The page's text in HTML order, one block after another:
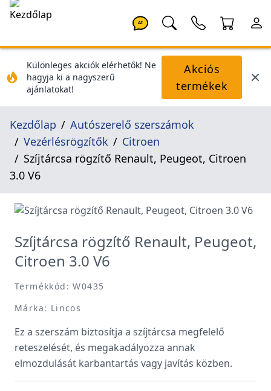
AI
Különleges akciók elérhetők! Ne
hagyja ki a nagyszerű
ajánlatokat!
Akciós
termékek
Kezdőlap
Autószerelő szerszámok
Vezérlésrögzítők
Citroen
Szíjtárcsa rögzítő Renault, Peugeot, Citroen
3.0 V6
Szíjtárcsa rögzítő Renault, Peugeot,
Citroen 3.0 V6
Termékkód: W0435
Márka: Lincos
Ez a szerszám biztosítja a szíjtárcsa megfelelő
reteszelését, és megakadályozza annak
elmozdulását karbantartás vagy javítás közben.